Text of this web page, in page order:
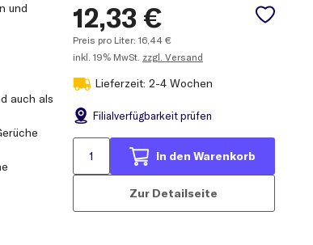
12,33 €
Preis pro Liter: 16,44€
inkl. 19% MwSt. zzgl. Versand
Lieferzeit: 2-4 Wochen
Filialverfügbarkeit prüfen
In den Warenkorb
Zur Detailseite
und
auch als